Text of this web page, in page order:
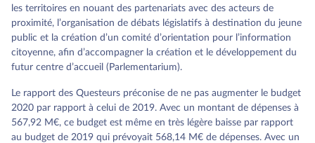
les territoires en nouant des partenariats avec des acteurs de
proximité, l’organisation de débats législatifs à destination du jeune
public et la création d’un comité d’orientation pour l’information
citoyenne, afin d’accompagner la création et le développement du
futur centre d’accueil (Parlementarium).
Le rapport des Questeurs préconise de ne pas augmenter le budget
2020 par rapport à celui de 2019. Avec un montant de dépenses à
567,92 M€, ce budget est même en très légère baisse par rapport
au budget de 2019 qui prévoyait 568,14 M€ de dépenses. Avec un